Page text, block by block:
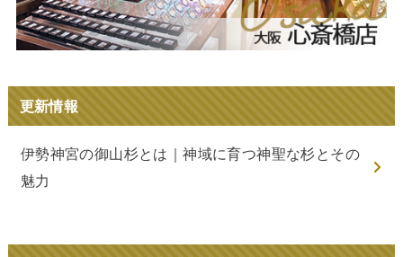
更新情報
伊勢神宮の御山杉とは｜神域に育つ神聖な杉とその
魅力